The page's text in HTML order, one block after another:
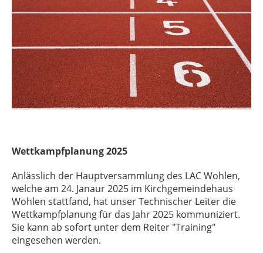
Wettkampfplanung 2025
Anlässlich der Hauptversammlung des LAC Wohlen,
welche am 24. Janaur 2025 im Kirchgemeindehaus
Wohlen stattfand, hat unser Technischer Leiter die
Wettkampfplanung für das Jahr 2025 kommuniziert.
Sie kann ab sofort unter dem Reiter "Training"
eingesehen werden.